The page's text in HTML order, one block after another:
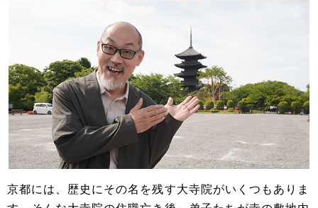
京都には、歴史にその名を残す大寺院がいくつもありま